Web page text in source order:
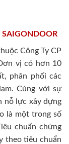
SAIGONDOOR
Công Ty CP
vị có hơn 10
phân phối các
Cùng với sự
nỗ lực xây dựng
là một trong số
chuẩn chứng
theo tiêu chuẩn